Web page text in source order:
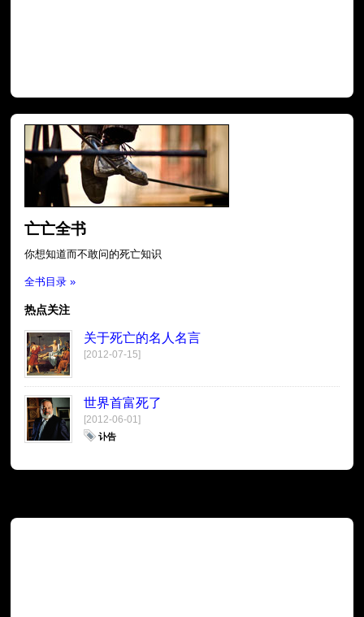
亡亡全书
你想知道而不敢问的死亡知识
全书目录 »
热点关注
关于死亡的名人名言
[2012-07-15]
世界首富死了
[2012-06-01]
讣告